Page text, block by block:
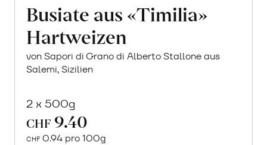
Busiate aus «Timilia»
Hartweizen
von Sapori di Grano di Alberto Stallone aus
Salemi, Sizilien
2 x 500g
CHF 9.40
CHF 0.94 pro 100g